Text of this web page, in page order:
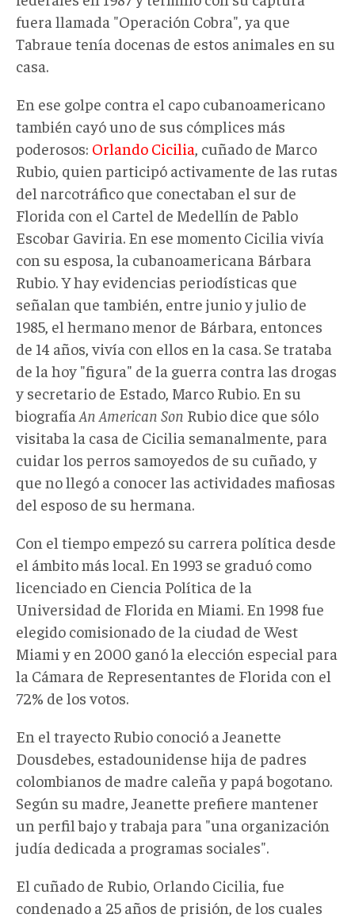
fuera llamada "Operación Cobra", ya que
Tabraue tenía docenas de estos animales en su
casa.
En ese golpe contra el capo cubanoamericano
también cayó uno de sus cómplices más
poderosos: Orlando Cicilia , cuñado de Marco
Rubio, quien participó activamente de las rutas
del narcotráfico que conectaban el sur de
Florida con el Cartel de Medellín de Pablo
Escobar Gaviria. En ese momento Cicilia vivía
con su esposa, la cubanoamericana Bárbara
Rubio. Y hay evidencias periodísticas que
señalan que también, entre junio y julio de
1985, el hermano menor de Bárbara, entonces
de 14 años, vivía con ellos en la casa. Se trataba
de la hoy "figura" de la guerra contra las drogas
y secretario de Estado, Marco Rubio. En su
biografía An American Son Rubio dice que sólo
visitaba la casa de Cicilia semanalmente, para
cuidar los perros samoyedos de su cuñado, y
que no llegó a conocer las actividades mafiosas
del esposo de su hermana.
Con el tiempo empezó su carrera política desde
el ámbito más local. En 1993 se graduó como
licenciado en Ciencia Política de la
Universidad de Florida en Miami. En 1998 fue
elegido comisionado de la ciudad de West
Miami y en 2000 ganó la elección especial para
la Cámara de Representantes de Florida con el
72% de los votos.
En el trayecto Rubio conoció a Jeanette
Dousdebes, estadounidense hija de padres
colombianos de madre caleña y papá bogotano.
Según su madre, Jeanette prefiere mantener
un perfil bajo y trabaja para "una organización
judía dedicada a programas sociales".
El cuñado de Rubio, Orlando Cicilia, fue
condenado a 25 años de prisión, de los cuales